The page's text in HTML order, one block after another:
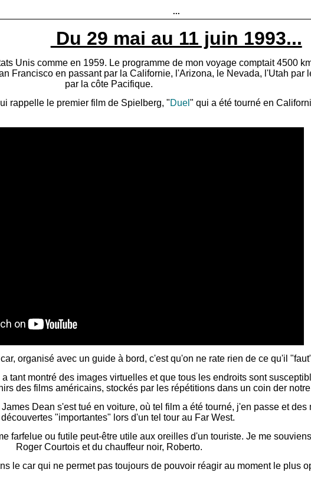
...
Du 29 mai au 11 juin 1993...
Unis comme en 1959. Le programme de mon voyage comptait 4500
Francisco en passant par la Californie, l'Arizona, le Nevada, l'Utah par
par la côte Pacifique.
rappelle le premier film de Spielberg, "Duel " qui a été tourné en
organisé avec un guide à bord, c'est qu'on ne rate rien de ce qu'il
tant montré des images virtuelles et que tous les endroits sont
des films américains, stockés par les répétitions dans un coin der
Dean s'est tué en voiture, où tel film a été tourné, j'en passe et des
"importantes" lors d'un tel tour au Far West.
farfelue ou futile peut-être utile aux oreilles d'un touriste. Je me
Roger Courtois et du chauffeur noir, Roberto.
le car qui ne permet pas toujours de pouvoir réagir au moment le plus